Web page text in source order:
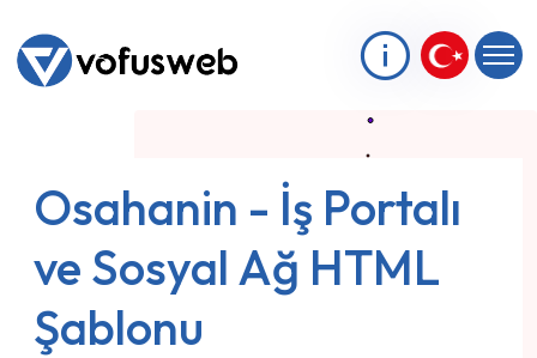
Osahanin - İş Portalı
ve Sosyal Ağ HTML
Şablonu